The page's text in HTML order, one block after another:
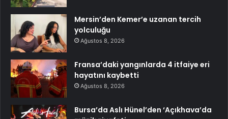
Mersin’den Kemer’e uzanan tercih
yolculuğu
Ağustos 8, 2026
Fransa’daki yangınlarda 4 itfaiye eri
hayatını kaybetti
Ağustos 8, 2026
Bursa’da Aslı Hünel’den ‘Açıkhava’da